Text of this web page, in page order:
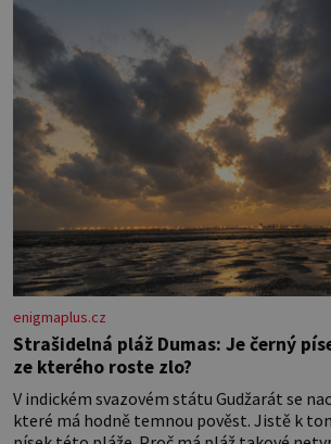
výjimkou pobřežní oblasti.
enigmaplus.cz
Strašidelná pláž Dumas: Je černý
ze kterého roste zlo?
V indickém svazovém státu Gudžarát se
které má hodně temnou pověst. Jistě k